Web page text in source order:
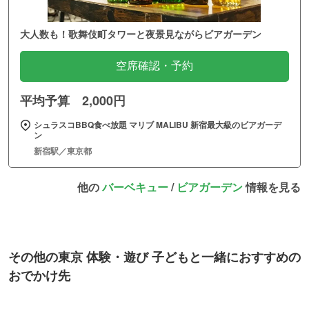
大人数も！歌舞伎町タワーと夜景見ながらビアガーデン
空席確認・予約
平均予算 2,000円
シュラスコBBQ食べ放題 マリブ MALIBU 新宿最大級のビアガーデ
ン
新宿駅／東京都
他のバーベキュー/ ビアガーデン情報を見る
その他の東京 体験・遊び 子どもと一緒におすすめの
おでかけ先